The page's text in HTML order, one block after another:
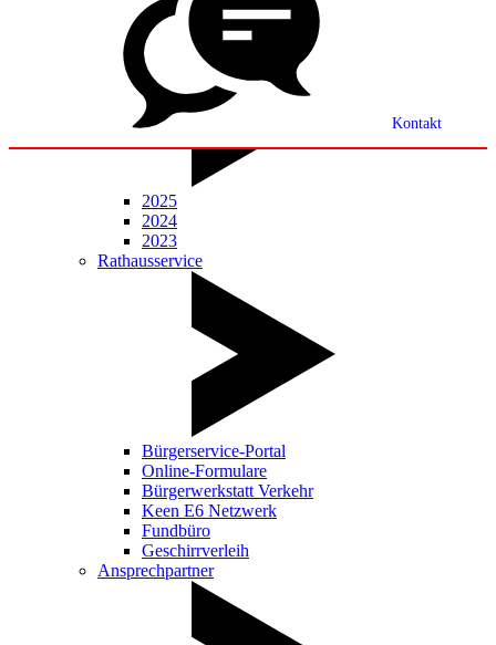
Kontakt
Mitteilungsblatt
2025
2024
2023
Rathausservice
Bürgerservice-Portal
Online-Formulare
Bürgerwerkstatt Verkehr
Keen E6 Netzwerk
Fundbüro
Geschirrverleih
Ansprechpartner